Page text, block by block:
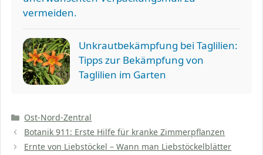
vermeiden.
Unkrautbekämpfung bei Taglilien:
Tipps zur Bekämpfung von
Taglilien im Garten
Kategorien
Ost-Nord-Zentral
Botanik 911: Erste Hilfe für kranke Zimmerpflanzen
Ernte von Liebstöckel – Wann man Liebstöckelblätter